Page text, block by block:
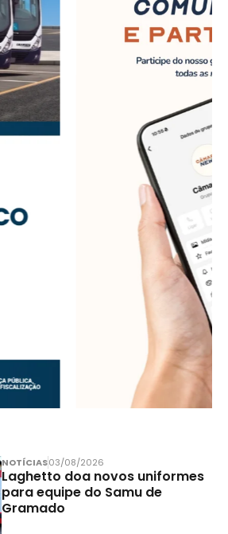
NOTÍCIAS03/08/2026
Laghetto doa novos uniformes
para equipe do Samu de
Gramado